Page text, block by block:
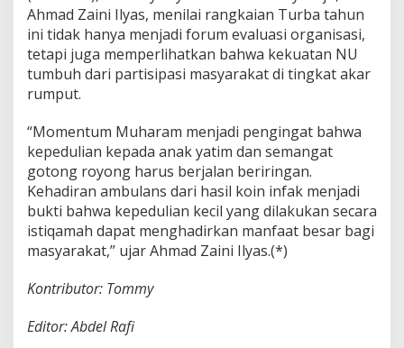
Ahmad Zaini Ilyas, menilai rangkaian Turba tahun
ini tidak hanya menjadi forum evaluasi organisasi,
tetapi juga memperlihatkan bahwa kekuatan NU
tumbuh dari partisipasi masyarakat di tingkat akar
rumput.
“Momentum Muharam menjadi pengingat bahwa
kepedulian kepada anak yatim dan semangat
gotong royong harus berjalan beriringan.
Kehadiran ambulans dari hasil koin infak menjadi
bukti bahwa kepedulian kecil yang dilakukan secara
istiqamah dapat menghadirkan manfaat besar bagi
masyarakat,” ujar Ahmad Zaini Ilyas.(*)
Kontributor: Tommy
Editor: Abdel Rafi